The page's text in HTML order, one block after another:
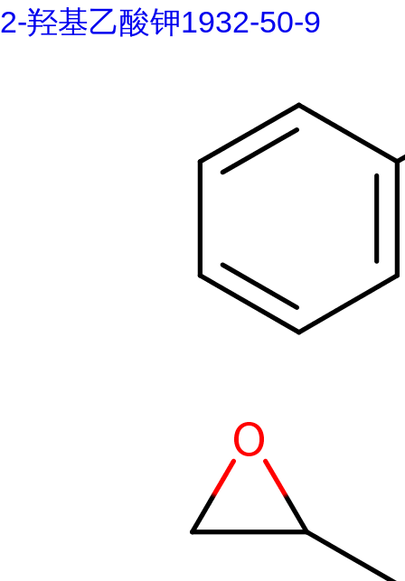
2-羟基乙酸钾1932-50-9